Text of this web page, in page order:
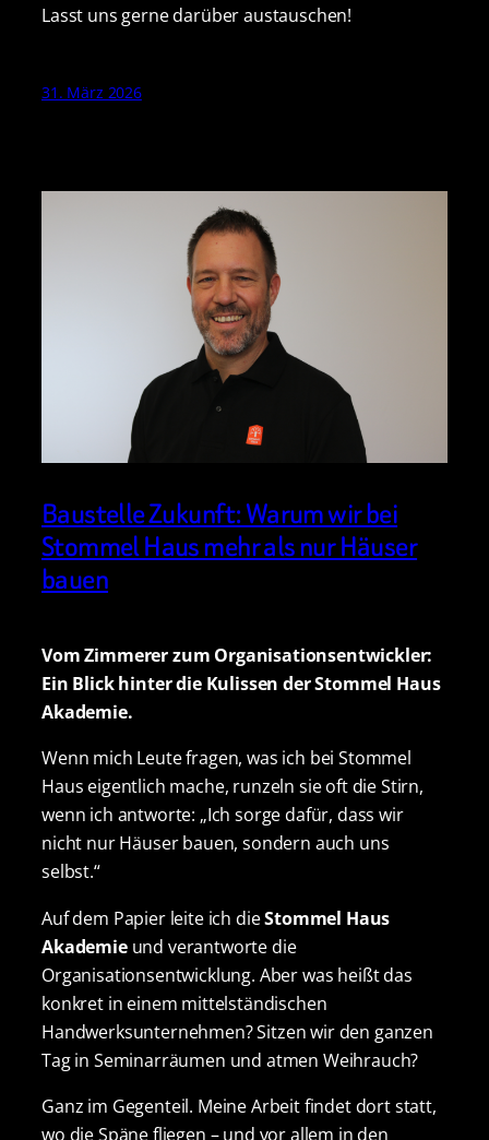
Lasst uns gerne darüber austauschen!
31. März 2026
Baustelle Zukunft: Warum wir bei
Stommel Haus mehr als nur Häuser
bauen
Vom Zimmerer zum Organisationsentwickler:
Ein Blick hinter die Kulissen der Stommel Haus
Akademie.
Wenn mich Leute fragen, was ich bei Stommel
Haus eigentlich mache, runzeln sie oft die Stirn,
wenn ich antworte: „Ich sorge dafür, dass wir
nicht nur Häuser bauen, sondern auch uns
selbst.“
Auf dem Papier leite ich dieStommel Haus
Akademieund verantworte die
Organisationsentwicklung. Aber was heißt das
konkret in einem mittelständischen
Handwerksunternehmen? Sitzen wir den ganzen
Tag in Seminarräumen und atmen Weihrauch?
Ganz im Gegenteil. Meine Arbeit findet dort statt,
wo die Späne fliegen – und vor allem in den